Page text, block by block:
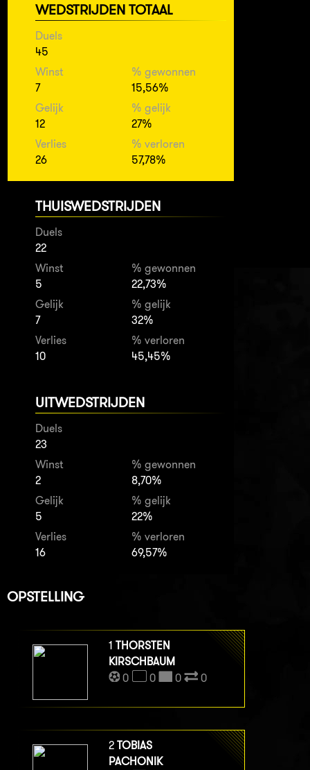
WEDSTRIJDEN TOTAAL
Duels
45
Winst
7
% gewonnen
15,56%
Gelijk
12
% gelijk
27%
Verlies
26
% verloren
57,78%
THUISWEDSTRIJDEN
Duels
22
Winst
5
% gewonnen
22,73%
Gelijk
7
% gelijk
32%
Verlies
10
% verloren
45,45%
UITWEDSTRIJDEN
Duels
23
Winst
2
% gewonnen
8,70%
Gelijk
5
% gelijk
22%
Verlies
16
% verloren
69,57%
OPSTELLING
1 THORSTEN
KIRSCHBAUM
0
0 0 0
2 TOBIAS
PACHONIK